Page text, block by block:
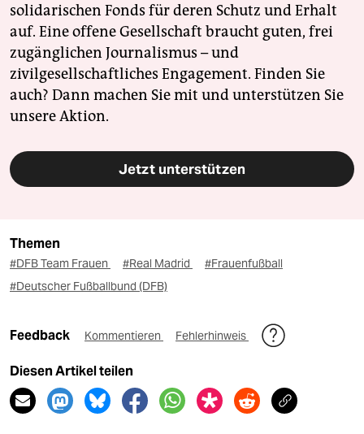
solidarischen Fonds für deren Schutz und Erhalt
auf. Eine offene Gesellschaft braucht guten, frei
zugänglichen Journalismus – und
zivilgesellschaftliches Engagement. Finden Sie
auch? Dann machen Sie mit und unterstützen Sie
unsere Aktion.
Jetzt unterstützen
Themen
#DFB Team Frauen #Real Madrid
#Frauenfußball
#Deutscher Fußballbund (DFB)
Feedback Kommentieren Fehlerhinweis
Diesen Artikel teilen